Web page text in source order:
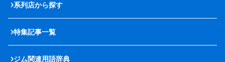
系列店から探す
特集記事一覧
ジム関連用語辞典